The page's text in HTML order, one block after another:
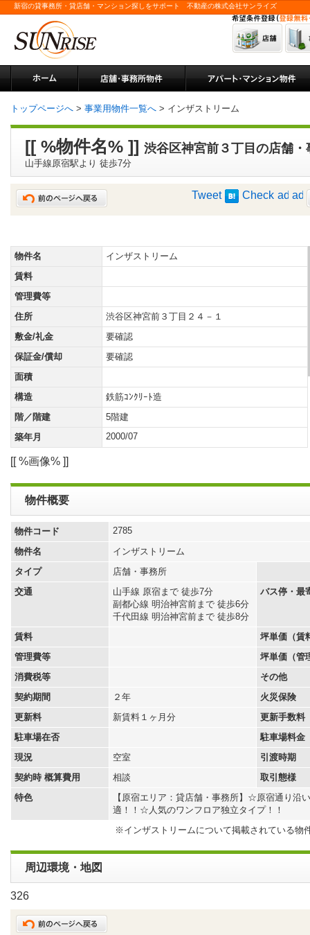
新宿の貸事務所・貸店舗・マンション探しをサポート 不動産の株式会社サンライズ
トップページへ > 事業用物件一覧へ > インザストリーム
[[ %物件名% ]] 渋谷区神宮前３丁目の店舗・
山手線原宿駅より 徒歩7分
Check
Tweet
物件名
インザストリーム
賃料
管理費等
住所
渋谷区神宮前３丁目２４－１
敷金/礼金
要確認
保証金/償却
要確認
面積
構造
鉄筋ｺﾝｸﾘｰﾄ造
階／階建
5階建
築年月
2000/07
[[ %画像% ]]
物件概要
物件コード
2785
物件名
インザストリーム
タイプ
店舗・事務所
交通
山手線 原宿まで 徒歩7分
副都心線 明治神宮前まで 徒歩6分
千代田線 明治神宮前まで 徒歩8分
バス停・最
賃料
坪単価（賃
管理費等
坪単価（管
消費税等
その他
契約期間
２年
火災保険
更新料
新賃料１ヶ月分
更新手数料
駐車場在否
駐車場料金
現況
空室
引渡時期
契約時 概算費用
相談
取引態様
特色
【原宿エリア：貸店舗・事務所】☆原宿通り
適！！☆人気のワンフロア独立タイプ！！
※インザストリームについて掲載されている物
周辺環境・地図
326